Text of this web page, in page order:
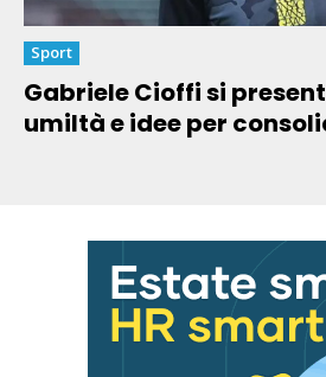
Sport
Gabriele Cioffi si
umiltà e idee per